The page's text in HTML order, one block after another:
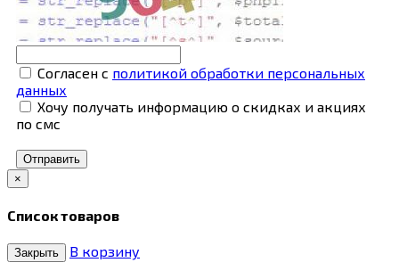
Согласен с политикой обработки персональных
данных
Хочу получать информацию о скидках и акциях
по смс
Отправить
×
Список товаров
Закрыть В корзину